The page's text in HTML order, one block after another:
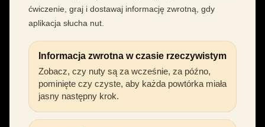
ćwiczenie, graj i dostawaj informację zwrotną, gdy
aplikacja słucha nut.
Informacja zwrotna w czasie rzeczywistym
Zobacz, czy nuty są za wcześnie, za późno,
pominięte czy czyste, aby każda powtórka miała
jasny następny krok.